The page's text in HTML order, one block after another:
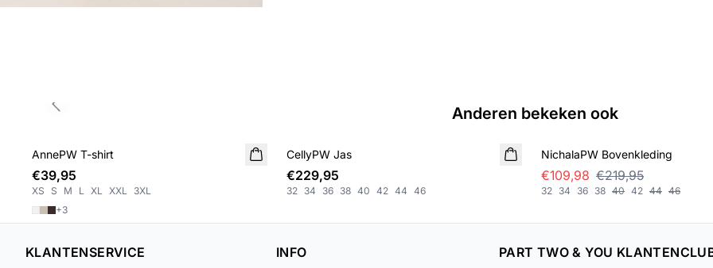
Anderen bekeken ook
NIEUWE
AnnePW T-shirt
€39,95
XS S M L XL XXL 3XL
+3
NIEUWE
CellyPW Jas
€229,95
32 34 36 38 40 42 44 46
SALE
NichalaPW Bovenkleding
€109,98 €219,95
32 34 36 38 40 42 44 46
Previous slide
KLANTENSERVICE
INFO
PART TWO & YOU